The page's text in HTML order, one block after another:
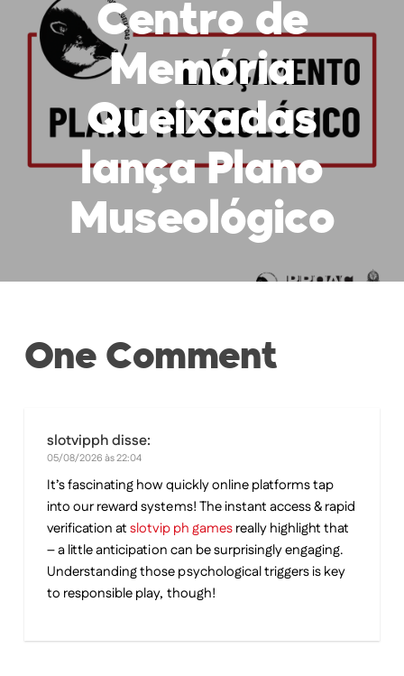
Centro de
Memória
Queixadas
lança Plano
Museológico
One Comment
slotvipphdisse:
05/08/2026 às 22:04
It’s fascinating how quickly online platforms tap
into our reward systems! The instant access & rapid
verification atslotvip ph gamesreally highlight that
– a little anticipation can be surprisingly engaging.
Understanding those psychological triggers is key
to responsible play, though!